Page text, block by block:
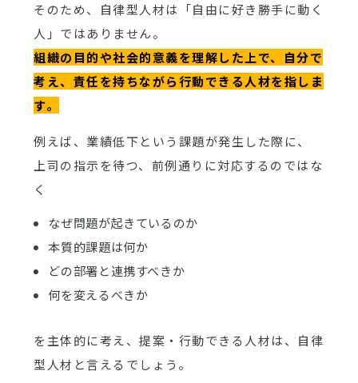
そのため、自律型人材は「自由に好き勝手に動く
人」ではありません。
組織の目的や社会的意義を理解した上で、自分で
考え、責任を持ちながら行動できる人材を指しま
す。
例えば、業績低下という課題が発生した際に、
上司の指示を待つ、前例通りに対応するのではな
く
なぜ問題が起きているのか
本質的課題は何か
どの部署と連携すべきか
何を変えるべきか
を主体的に考え、提案・行動できる人材は、自律
型人材と言えるでしょう。